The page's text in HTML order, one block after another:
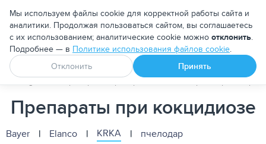
Москва
Апоквел Ветмедин От блох и клещей
PetDog Ветеринарные препараты Антипаразитарные
Препараты при кокцидиозе
Bayer | Elanco | KRKA | пчелодар
Мы используем файлы cookie для корректной работы сайта и
аналитики. Продолжая пользоваться сайтом, вы соглашаетесь
с их использованием; аналитические cookie можно отклонить.
Подробнее — в Политике использования файлов cookie.
Отклонить
Принять